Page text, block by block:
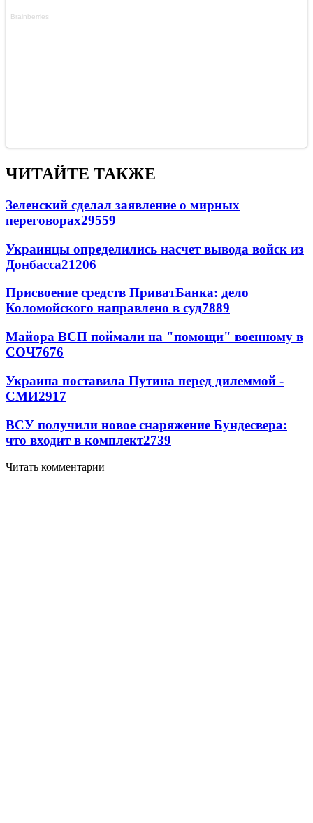
ЧИТАЙТЕ ТАКЖЕ
Зеленский сделал заявление о мирных
переговорах29559
Украинцы определились насчет вывода войск из
Донбасса21206
Присвоение средств ПриватБанка: дело
Коломойского направлено в суд7889
Майора ВСП поймали на "помощи" военному в
СОЧ7676
Украина поставила Путина перед дилеммой -
СМИ2917
ВСУ получили новое снаряжение Бундесвера:
что входит в комплект2739
Читать комментарии